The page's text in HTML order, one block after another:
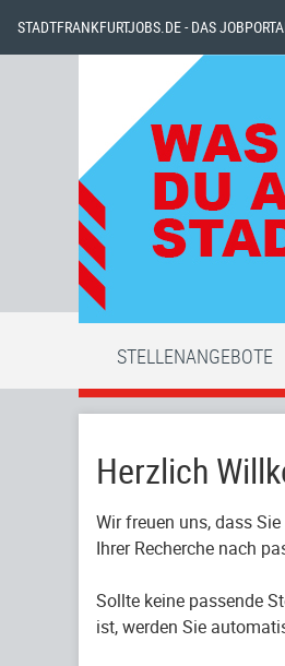
STADTFRANKFURTJOBS.DE - DAS
STELLENANGEBOTE
Herzlich
Wir freuen uns, dass
Ihrer Recherche nach
Sollte keine passende
ist, werden Sie